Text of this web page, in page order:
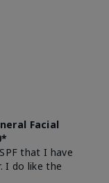
Facial
that I have
I do like the